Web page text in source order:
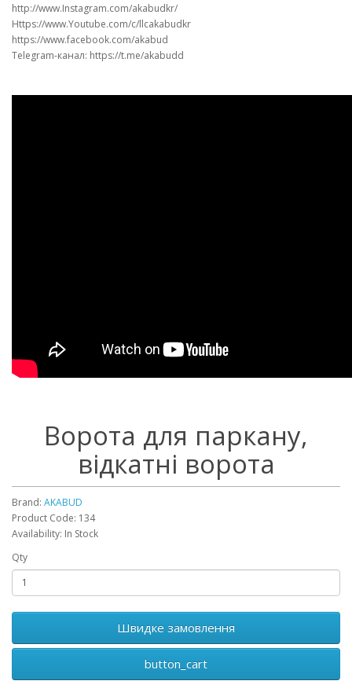
http://www.Instagram.com/akabudkr/
Https://www.Youtube.com/c/llcakabudkr ⠀
https://www.facebook.com/akabud
Telegram-канал: https://t.me/akabudd
Ворота для паркану,
відкатні ворота
Brand: AKABUD
Product Code: 134
Availability: In Stock
Qty
Швидке замовлення
button_cart